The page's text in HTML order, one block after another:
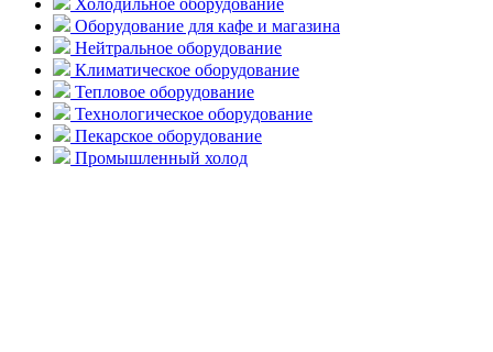
Холодильное оборудование
Оборудование для кафе и магазина
Нейтральное оборудование
Климатическое оборудование
Тепловое оборудование
Технологическое оборудование
Пекарское оборудование
Промышленный холод